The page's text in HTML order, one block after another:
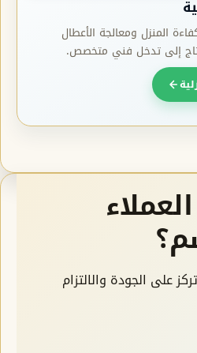
المنزل ومعالجة الأعطال
إلى تدخل فني متخصص.
على الجودة والالتزام